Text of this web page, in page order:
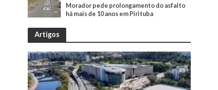
Morador pede prolongamento do asfalto
há mais de 10 anos em Pirituba
Artigos